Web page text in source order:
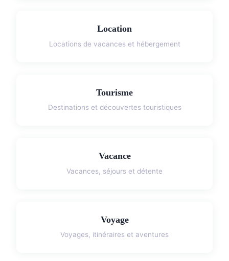
Location
Locations de vacances et hébergement
Tourisme
Destinations et découvertes touristiques
Vacance
Vacances, séjours et détente
Voyage
Voyages, itinéraires et aventures